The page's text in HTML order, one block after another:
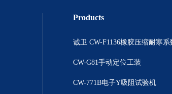
Products
诚卫 CW-F1136橡胶压缩耐寒
CW-G81手动定位工装
CW-771B电子Y吸阻试验机